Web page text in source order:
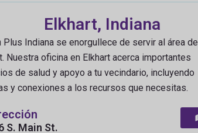
Elkhart, Indiana
Plus Indiana se enorgullece de servir al área de
Nuestra oficina en Elkhart acerca importantes
de salud y apoyo a tu vecindario, incluyendo
y conexiones a los recursos que necesitas.
S. Main St.